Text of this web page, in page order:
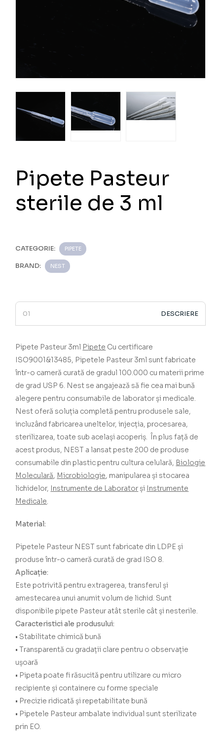
Pipete Pasteur
sterile de 3 ml
CATEGORIE: PIPETE
BRAND: NEST
DESCRIERE
Pipete Pasteur 3ml Pipete Cu certificare
ISO9001&13485, Pipetele Pasteur 3ml sunt fabricate
într-o cameră curată de gradul 100.000 cu materii prime
de grad USP 6. Nest se angajează să fie cea mai bună
alegere pentru consumabile de laborator și medicale.
Nest oferă soluția completă pentru produsele sale,
incluzând fabricarea uneltelor, injecția, procesarea,
sterilizarea, toate sub același acoperiș.În plus față de
acest produs, NEST a lansat peste 200 de produse
consumabile din plastic pentru cultura celulară, Biologie
Moleculară, Microbiologie, manipularea și stocarea
lichidelor, Instrumente de Laborator și Instrumente
Medicale.
Material:
Pipetele Pasteur NEST sunt fabricate din LDPE și
produse într-o cameră curată de grad ISO 8.
Aplicație:
Este potrivită pentru extragerea, transferul și
amestecarea unui anumit volum de lichid. Sunt
disponibile pipete Pasteur atât sterile cât și nesterile.
Caracteristici ale produsului:
• Stabilitate chimică bună
• Transparentă cu gradații clare pentru o observație
ușoară
• Pipeta poate fi răsucită pentru utilizare cu micro
recipiente și containere cu forme speciale
• Precizie ridicată și repetabilitate bună
• Pipetele Pasteur ambalate individual sunt sterilizate
prin EO.